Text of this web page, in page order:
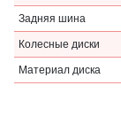
Задняя шина
Колесные диски
Материал диска